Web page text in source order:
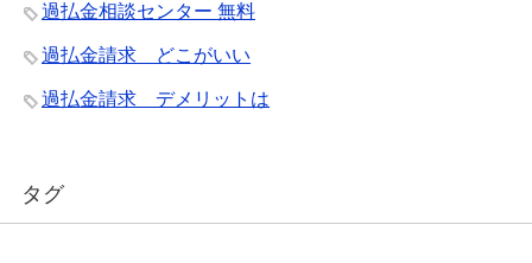
過払金相談センター 無料
過払金請求 どこがいい
過払金請求 デメリットは
タグ